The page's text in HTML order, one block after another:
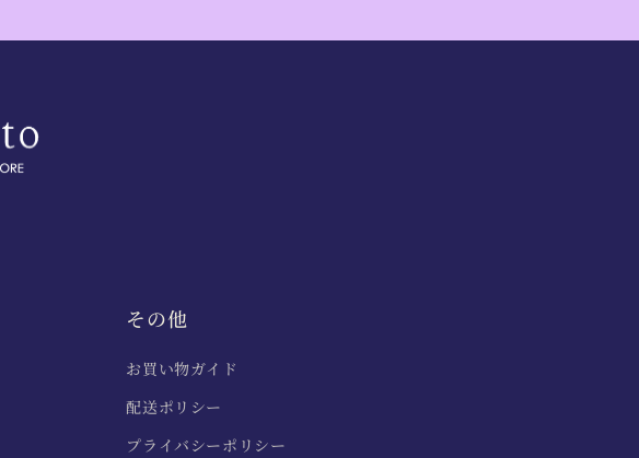
その他
お買い物ガイド
配送ポリシー
プライバシーポリシー